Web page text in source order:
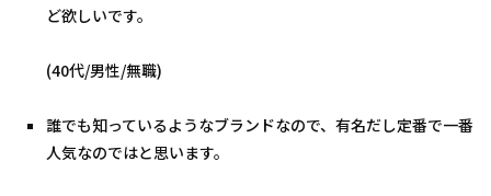
ど欲しいです。
(40代/男性/無職)
誰でも知っているようなブランドなので、有名だし定番で一番
人気なのではと思います。